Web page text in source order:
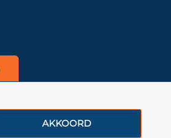
AKKOORD